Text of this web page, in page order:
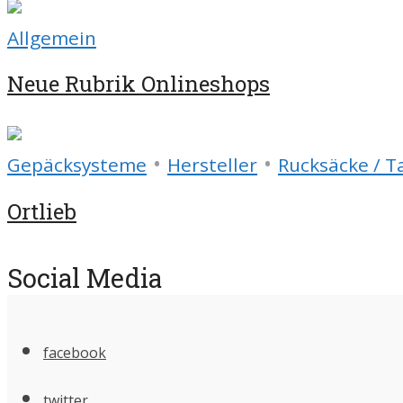
Allgemein
Neue Rubrik Onlineshops
Gepäcksysteme • Hersteller • Rucksäcke /
Ortlieb
Social Media
facebook